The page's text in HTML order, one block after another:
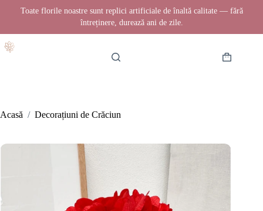
Toate florile noastre sunt replici artificiale de înaltă calitate — fără
întreținere, durează ani de zile.
la
Coș
Acasă / Decorațiuni de Crăciun